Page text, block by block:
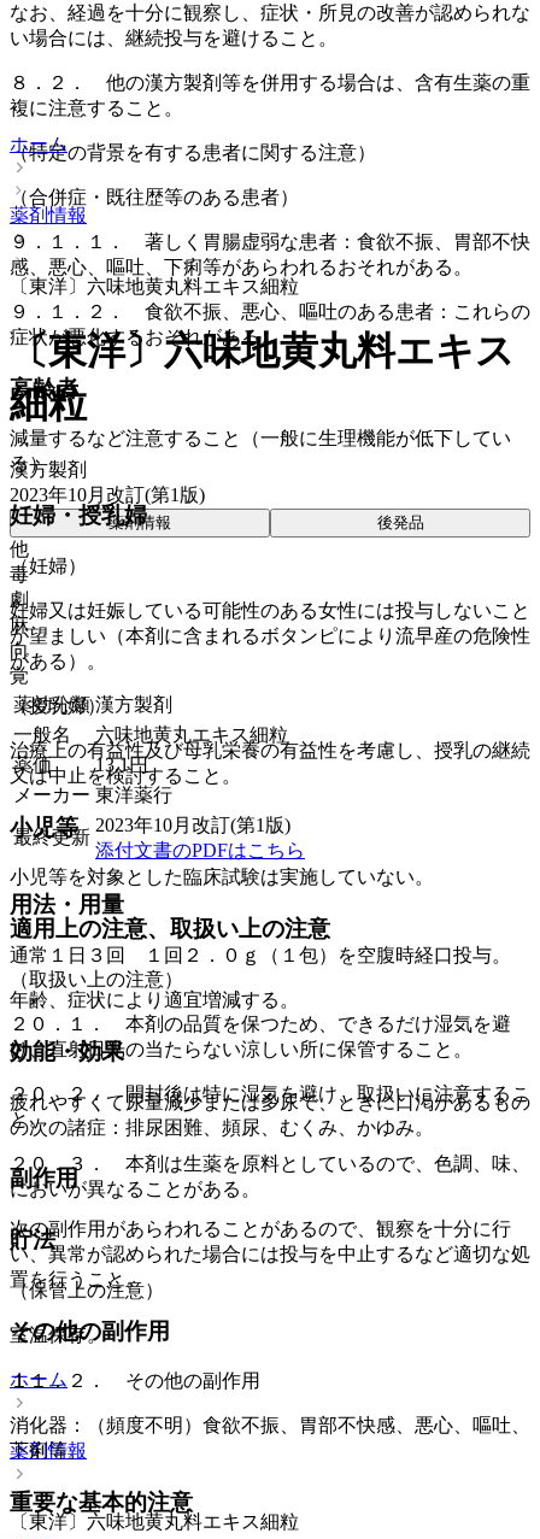
なお、経過を十分に観察し、症状・所見の改善が認められな
い場合には、継続投与を避けること。
８．２． 他の漢方製剤等を併用する場合は、含有生薬の重
複に注意すること。
（特定の背景を有する患者に関する注意）
（合併症・既往歴等のある患者）
９．１．１． 著しく胃腸虚弱な患者：食欲不振、胃部不快
感、悪心、嘔吐、下痢等があらわれるおそれがある。
９．１．２． 食欲不振、悪心、嘔吐のある患者：これらの
症状が悪化するおそれがある。
高齢者
減量するなど注意すること（一般に生理機能が低下してい
る）。
妊婦・授乳婦
（妊婦）
妊婦又は妊娠している可能性のある女性には投与しないこと
が望ましい（本剤に含まれるボタンピにより流早産の危険性
がある）。
（授乳婦）
治療上の有益性及び母乳栄養の有益性を考慮し、授乳の継続
又は中止を検討すること。
小児等
小児等を対象とした臨床試験は実施していない。
適用上の注意、取扱い上の注意
（取扱い上の注意）
２０．１． 本剤の品質を保つため、できるだけ湿気を避
け、直射日光の当たらない涼しい所に保管すること。
２０．２． 開封後は特に湿気を避け、取扱いに注意するこ
と。
２０．３． 本剤は生薬を原料としているので、色調、味、
においが異なることがある。
貯法
（保管上の注意）
室温保存。
ホーム
薬剤情報
〔東洋〕六味地黄丸料エキス細粒
ホーム
薬剤情報
〔東洋〕六味地黄丸料エキス細粒
〔東洋〕六味地黄丸料エキス
細粒
漢方製剤
2023年10月改訂(第1版)
薬剤情報 後発品
他
毒
劇
麻
向
覚
薬効分類 漢方製剤
一般名
六味地黄丸エキス細粒
薬価
13.1円
メーカー 東洋薬行
最終更新
2023年10月改訂(第1版)
添付文書のPDFはこちら
用法・用量
通常１日３回 １回２．０ｇ（１包）を空腹時経口投与。
年齢、症状により適宜増減する。
効能・効果
疲れやすくて尿量減少または多尿で、ときに口渇があるもの
の次の諸症：排尿困難、頻尿、むくみ、かゆみ。
副作用
次の副作用があらわれることがあるので、観察を十分に行
い、異常が認められた場合には投与を中止するなど適切な処
置を行うこと。
その他の副作用
１１．２． その他の副作用
消化器：（頻度不明）食欲不振、胃部不快感、悪心、嘔吐、
下痢等。
重要な基本的注意